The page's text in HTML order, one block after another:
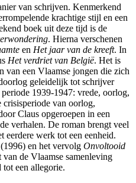
van schrijven. Kenmerkend
krachtige stijl en een
boek uit deze tijd is de
. Hierna verschenen
en Het jaar van de kreeft. In
Het verdriet van België. Het is
van een Vlaamse jongen die zich
geleidelijk tot schrijver
1939-1947: vrede, oorlog,
van oorlog,
Claus opgeroepen in een
verhalen. De roman brengt veel
eerdere werk tot een eenheid.
(1996) en het vervolg Onvoltooid
de Vlaamse samenleving
tot een allegorie.